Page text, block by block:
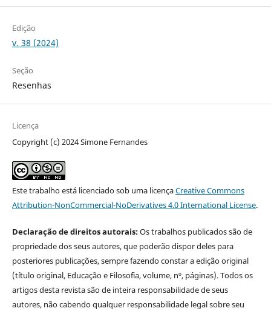
Edição
v. 38 (2024)
Seção
Resenhas
Licença
Copyright (c) 2024 Simone Fernandes
Este trabalho está licenciado sob uma licençaCreative Commons
Attribution-NonCommercial-NoDerivatives 4.0 International License.
Declaração de direitos autorais:Os trabalhos publicados são de
propriedade dos seus autores, que poderão dispor deles para
posteriores publicações, sempre fazendo constar a edição original
(título original, Educação e Filosofia, volume, nº, páginas). Todos os
artigos desta revista são de inteira responsabilidade de seus
autores, não cabendo qualquer responsabilidade legal sobre seu